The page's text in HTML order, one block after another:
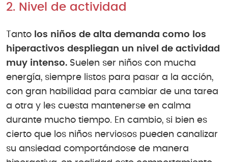
2. Nivel de actividad
Tanto los niños de alta demanda como los
hiperactivos despliegan un nivel de actividad
muy intenso. Suelen ser niños con mucha
energía, siempre listos para pasar a la acción,
con gran habilidad para cambiar de una tarea
a otra y les cuesta mantenerse en calma
durante mucho tiempo. En cambio, si bien es
cierto que los niños nerviosos pueden canalizar
su ansiedad comportándose de manera